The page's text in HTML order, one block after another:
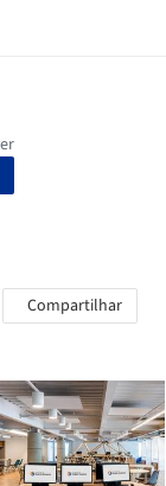
Compartilhar